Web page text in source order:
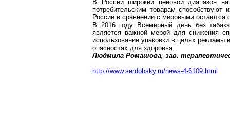
В России широкий ценовой диапазон
потребительским товарам
России в сравнении с мировыми остаются
В 2016 году Всемирный день без
является важной мерой для снижения
использование упаковки в целях
опасностях для здоровья.
Людмила Ромашова, зав.
http://www.serdobsky.ru/news-4-6109.html